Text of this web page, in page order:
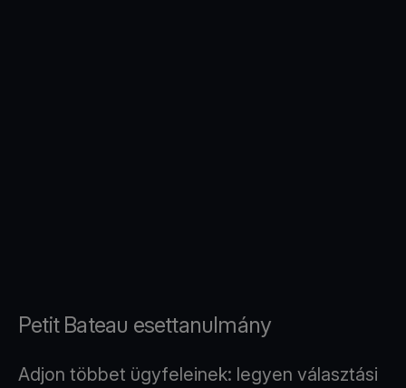
Petit Bateau esettanulmány
Adjon többet ügyfeleinek: legyen választási